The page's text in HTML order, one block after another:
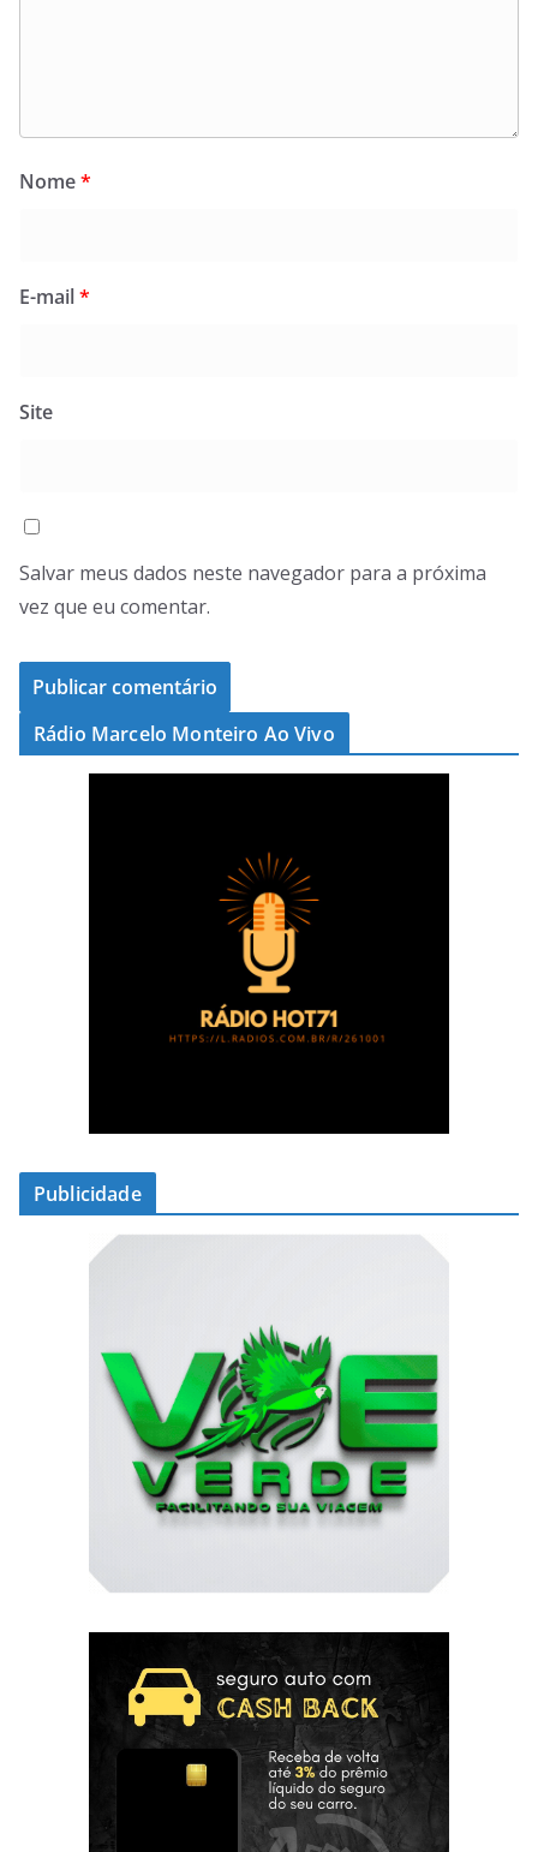
Nome*
E-mail*
Site
Salvar meus dados neste navegador para a próxima
vez que eu comentar.
Rádio Marcelo Monteiro Ao Vivo
Publicidade